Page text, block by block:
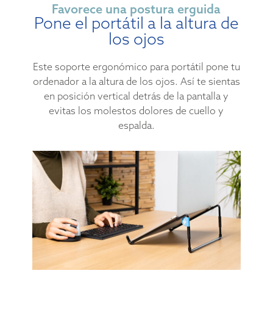
Favorece una postura erguida
Pone el portátil a la altura de
los ojos
Este soporte ergonómico para portátil pone tu
ordenador a la altura de los ojos. Así te sientas
en posición vertical detrás de la pantalla y
evitas los molestos dolores de cuello y
espalda.